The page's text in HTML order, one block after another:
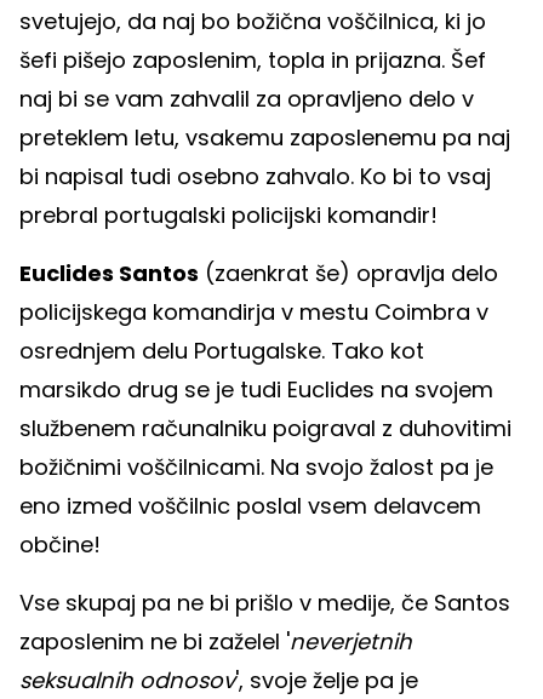
svetujejo, da naj bo božična voščilnica, ki jo
šefi pišejo zaposlenim, topla in prijazna. Šef
naj bi se vam zahvalil za opravljeno delo v
preteklem letu, vsakemu zaposlenemu pa naj
bi napisal tudi osebno zahvalo. Ko bi to vsaj
prebral portugalski policijski komandir!
Euclides Santos (zaenkrat še) opravlja delo
policijskega komandirja v mestu Coimbra v
osrednjem delu Portugalske. Tako kot
marsikdo drug se je tudi Euclides na svojem
službenem računalniku poigraval z duhovitimi
božičnimi voščilnicami. Na svojo žalost pa je
eno izmed voščilnic poslal vsem delavcem
občine!
Vse skupaj pa ne bi prišlo v medije, če Santos
zaposlenim ne bi zaželel 'neverjetnih
seksualnih odnosov', svoje želje pa je